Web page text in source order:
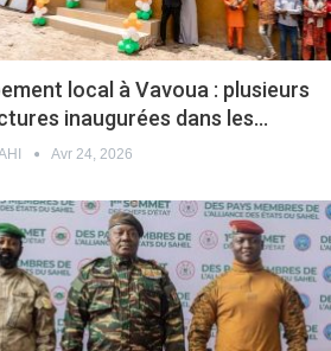
local à Vavoua : plusieurs
inaugurées dans les…
Avr 24, 2026